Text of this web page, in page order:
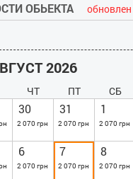
ОБЬЕКТА
2026
ЧТ ПТ СБ
30
2 070 грн
31
2 070 грн
1
2 070 грн
6
2 070 грн
7
2 070 грн
8
2 070 грн